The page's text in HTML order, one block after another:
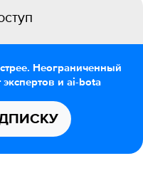
Неограниченный
экспертов и ai-bota